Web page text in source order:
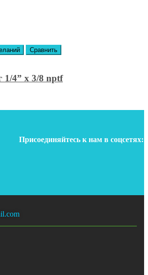
Сравнить
1/4” x 3/8 nptf
Присоединяйтесь к нам в соцсетях: